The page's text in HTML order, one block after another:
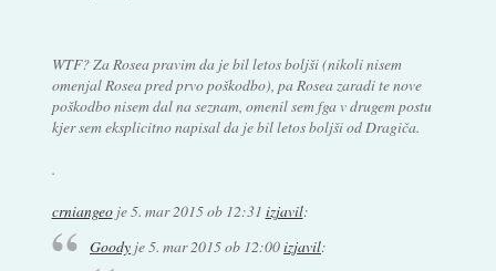
WTF? Za Rosea pravim da je bil letos boljši (nikoli nisem
omenjal Rosea pred prvo poškodbo), pa Rosea zaradi te nove
poškodbo nisem dal na seznam, omenil sem fga v drugem postu
kjer sem eksplicitno napisal da je bil letos boljši od Dragiča.
.
crniangeoje5. mar 2015 ob 12:31 izjavil:
Goody je5. mar 2015 ob 12:00izjavil: